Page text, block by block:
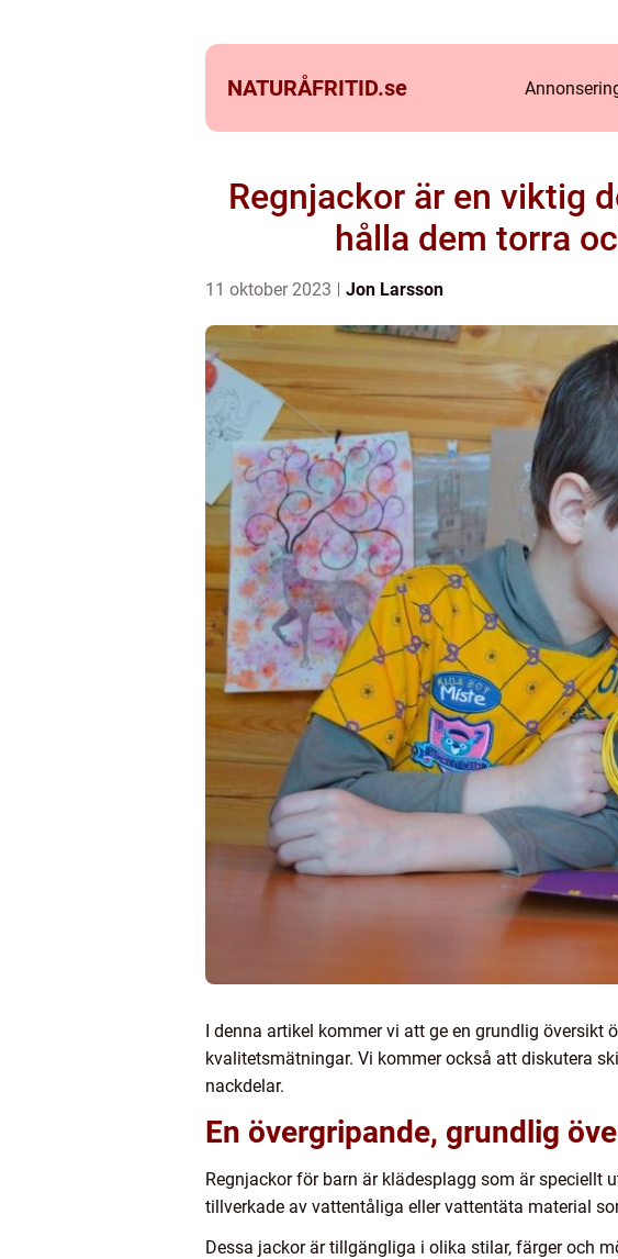
NATURÅFRITID.se
Regnjackor är en viktig
hålla dem torra
11 oktober 2023 Jon Larsson
I denna artikel kommer vi att ge en grundlig översikt
kvalitetsmätningar. Vi kommer också att diskutera
nackdelar.
En övergripande, grundlig
Regnjackor för barn är klädesplagg som är
tillverkade av vattentåliga eller vattentäta material
Dessa jackor är tillgängliga i olika stilar, färger och